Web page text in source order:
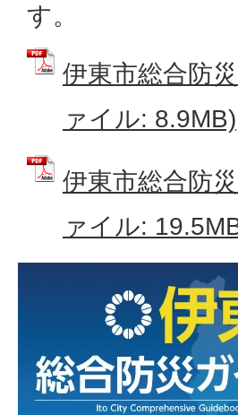
す。
伊東市総合防
ァイル: 8.9MB)
伊東市総合防
ァイル: